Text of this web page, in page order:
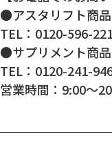
●アスタリフト商品
TEL：0120-596-
●サプリメント商品
TEL：0120-241-
営業時間：9:00～